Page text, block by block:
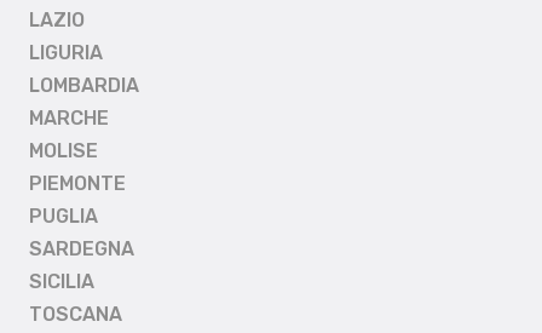
LAZIO
LIGURIA
LOMBARDIA
MARCHE
MOLISE
PIEMONTE
PUGLIA
SARDEGNA
SICILIA
TOSCANA